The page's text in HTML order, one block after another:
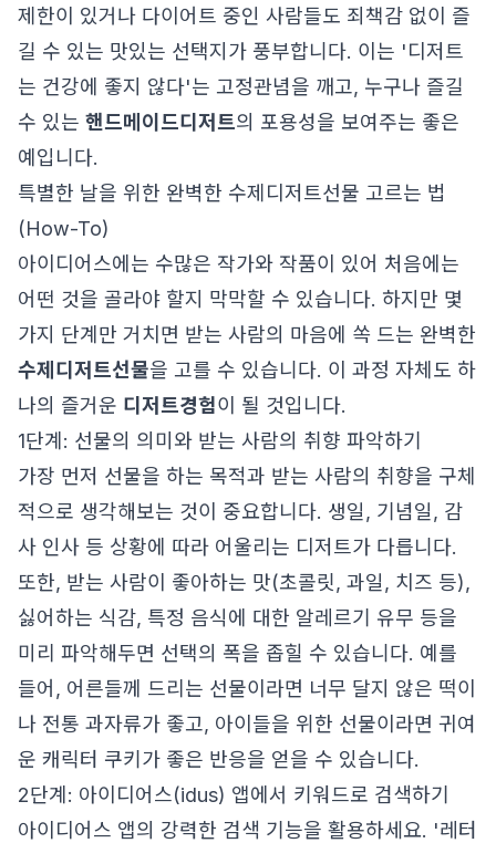
제한이 있거나 다이어트 중인 사람들도 죄책감 없이 즐
길 수 있는 맛있는 선택지가 풍부합니다. 이는 '디저트
는 건강에 좋지 않다'는 고정관념을 깨고, 누구나 즐길
수 있는 핸드메이드디저트의 포용성을 보여주는 좋은
예입니다.
특별한 날을 위한 완벽한 수제디저트선물 고르는 법
(How-To)
아이디어스에는 수많은 작가와 작품이 있어 처음에는
어떤 것을 골라야 할지 막막할 수 있습니다. 하지만 몇
가지 단계만 거치면 받는 사람의 마음에 쏙 드는 완벽한
수제디저트선물을 고를 수 있습니다. 이 과정 자체도 하
나의 즐거운 디저트경험이 될 것입니다.
1단계: 선물의 의미와 받는 사람의 취향 파악하기
가장 먼저 선물을 하는 목적과 받는 사람의 취향을 구체
적으로 생각해보는 것이 중요합니다. 생일, 기념일, 감
사 인사 등 상황에 따라 어울리는 디저트가 다릅니다.
또한, 받는 사람이 좋아하는 맛(초콜릿, 과일, 치즈 등),
싫어하는 식감, 특정 음식에 대한 알레르기 유무 등을
미리 파악해두면 선택의 폭을 좁힐 수 있습니다. 예를
들어, 어른들께 드리는 선물이라면 너무 달지 않은 떡이
나 전통 과자류가 좋고, 아이들을 위한 선물이라면 귀여
운 캐릭터 쿠키가 좋은 반응을 얻을 수 있습니다.
2단계: 아이디어스(idus) 앱에서 키워드로 검색하기
아이디어스 앱의 강력한 검색 기능을 활용하세요. '레터